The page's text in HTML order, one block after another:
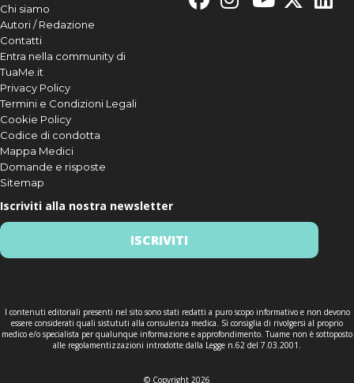
Chi siamo
Autori / Redazione
Contatti
Entra nella community di
TuaMe.it
Privacy Policy
Termini e Condizioni Legali
Cookie Policy
Codice di condotta
Mappa Medici
Domande e risposte
Sitemap
Iscriviti alla nostra newsletter
ISCRIVITI
I contenuti editoriali presenti nel sito sono stati redatti a puro scopo informativo e non devono
essere considerati quali sistututi alla consulenza medica. Si consiglia di rivolgersi al proprio
medico e/o specialista per qualunque informazione e approfondimento. Tuame non è sottoposto
alle regolamentizzazioni introdotte dalla Legge n.62 del 7.03.2001.
© Copyright 2026